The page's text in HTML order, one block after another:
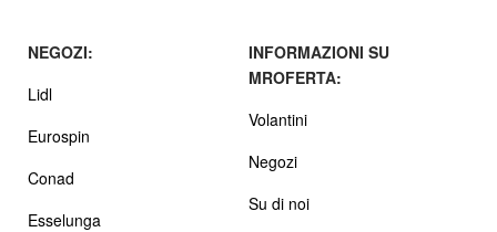
NEGOZI:
Lidl
Eurospin
Conad
Esselunga
INFORMAZIONI SU
MROFERTA:
Volantini
Negozi
Su di noi